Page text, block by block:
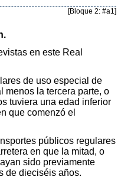
[Bloque 2: #a1]
en este Real
de uso especial de
menos la tercera parte, o
tuviera una edad inferior
que comenzó el
públicos regulares
en que la mitad, o
sido previamente
de dieciséis años.